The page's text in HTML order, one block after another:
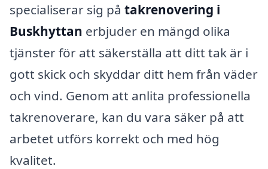
specialiserar sig på takrenovering i
Buskhyttan erbjuder en mängd olika
tjänster för att säkerställa att ditt tak är i
gott skick och skyddar ditt hem från väder
och vind. Genom att anlita professionella
takrenoverare, kan du vara säker på att
arbetet utförs korrekt och med hög
kvalitet.